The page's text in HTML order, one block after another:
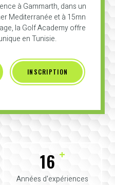
à Gammarth, dans un
Mediterranée et à 15mn
la Golf Academy offre
en Tunisie.
INSCRIPTION
16 +
Années d'expériences